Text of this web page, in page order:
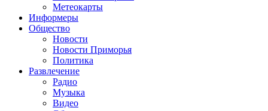
Метеокарты
Информеры
Общество
Новости
Новости Приморья
Политика
Развлечение
Радио
Музыка
Видео